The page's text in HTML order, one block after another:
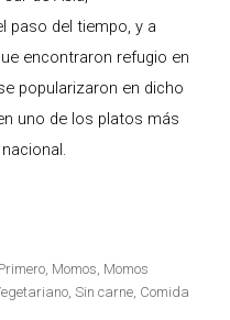
paso del tiempo, y a
encontraron refugio en
popularizaron en dicho
uno de los platos más
Momos Momos
,Sin carne Comida